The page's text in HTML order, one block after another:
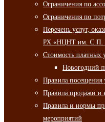
Ограничения по
Ограничения по
Перечень услуг,
РХ «НЦНТ им. С.П.
Стоимость платных
Новогодний
Правила посещения
Правила продажи и
Правила и нормы
мероприятий